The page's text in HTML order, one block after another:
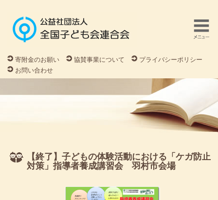
寄附金のお願い 協賛事業について
プライバシーポリシー
お問い合わせ
【終了】子どもの体験活動における「ケガ防止
対策」指導者養成講習会 羽村市会場